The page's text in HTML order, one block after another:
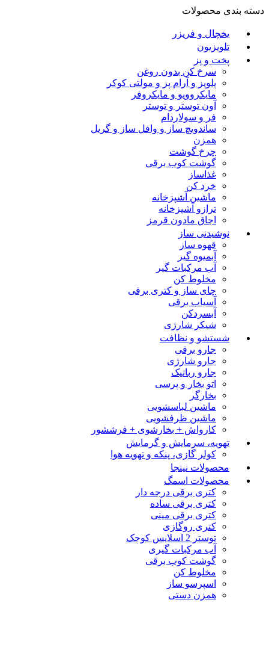
دسته بندی محصولات
یخچال و فریزر
تلویزیون
پخت و پز
سرخ کن بدون روغن
پلوپز و آرام پز و مولتی کوکر
مایکروویو و مایکروفر
آون توستر و توستر
فر و سولاردام
ساندویچ ساز و وافل ساز و گریل
همزن
چرخ گوشت
گوشت کوب برقی
غذاساز
خرد کن
ماشین آشپزخانه
ترازو آشپزخانه
اجاق مادون قرمز
نوشیدنی ساز
قهوه ساز
آبمیوه گیر
آب مرکبات گیر
مخلوط کن
چای ساز و کتری برقی
آسیاب برقی
آبسردکن
شیکر شارژی
شستشو و نظافت
جارو برقی
جارو شارژی
جارو رباتیک
اتو بخار و پرسی
بخارگر
ماشین لباسشویی
ماشین ظرفشویی
کارواش + بخارشوی + فرششور
تهویه، سرمایش و گرمایش
کولر گازی، پنکه و تهویه هوا
محصولات نینجا
محصولات اسمگ
کتری برقی درجه دار
کتری برقی ساده
کتری برقی مینی
کتری روگازی
توستر 2 اسلایس کوچک
آب مرکبات گیری
گوشت کوب برقی
مخلوط کن
اسپرسو ساز
همزن دستی